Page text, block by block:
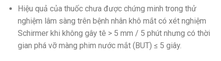
Hiệu quả của thuốc chưa được chứng minh trong thử
nghiệm lâm sàng trên bệnh nhân khô mắt có xét nghiệm
Schirmer khi không gây tê > 5 mm / 5 phút nhưng có thời
gian phá vỡ màng phim nước mắt (BUT) ≤ 5 giây.